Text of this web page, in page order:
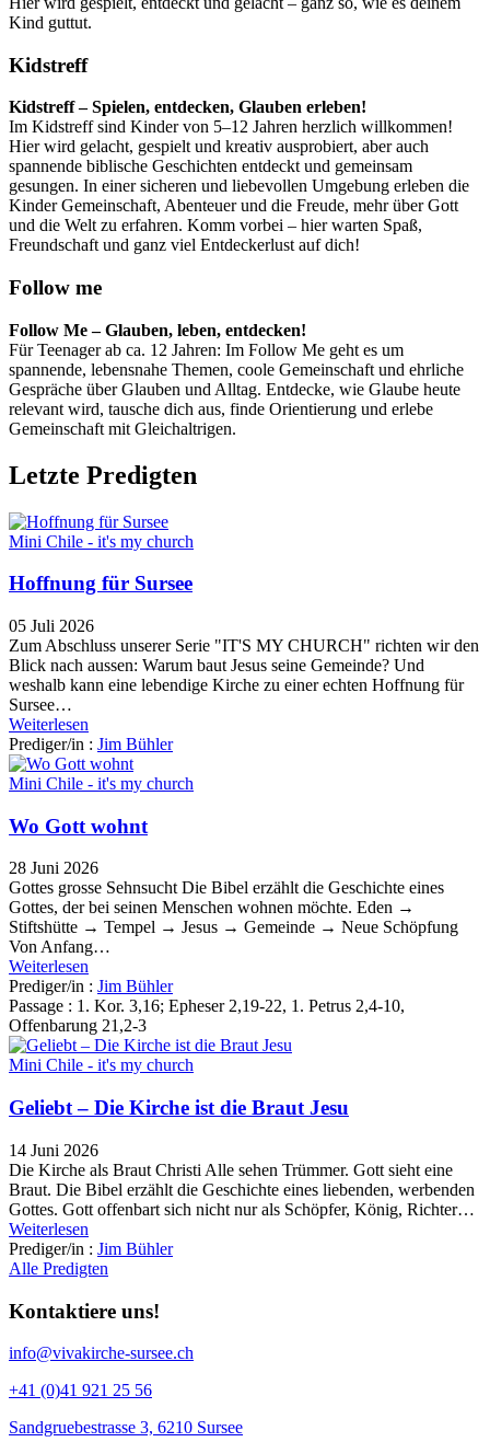
Kind guttut.
Kidstreff
Kidstreff – Spielen, entdecken, Glauben erleben!
Im Kidstreff sind Kinder von 5–12 Jahren herzlich willkommen!
Hier wird gelacht, gespielt und kreativ ausprobiert, aber auch
spannende biblische Geschichten entdeckt und gemeinsam
gesungen. In einer sicheren und liebevollen Umgebung erleben die
Kinder Gemeinschaft, Abenteuer und die Freude, mehr über Gott
und die Welt zu erfahren. Komm vorbei – hier warten Spaß,
Freundschaft und ganz viel Entdeckerlust auf dich!
Follow me
Follow Me – Glauben, leben, entdecken!
Für Teenager ab ca. 12 Jahren: Im Follow Me geht es um
spannende, lebensnahe Themen, coole Gemeinschaft und ehrliche
Gespräche über Glauben und Alltag. Entdecke, wie Glaube heute
relevant wird, tausche dich aus, finde Orientierung und erlebe
Gemeinschaft mit Gleichaltrigen.
Letzte Predigten
Mini Chile - it's my church
Hoffnung für Sursee
05 Juli 2026
Zum Abschluss unserer Serie "IT'S MY CHURCH" richten wir den
Blick nach aussen: Warum baut Jesus seine Gemeinde? Und
weshalb kann eine lebendige Kirche zu einer echten Hoffnung für
Sursee…
Weiterlesen
Prediger/in : Jim Bühler
Mini Chile - it's my church
Wo Gott wohnt
28 Juni 2026
Gottes grosse Sehnsucht Die Bibel erzählt die Geschichte eines
Gottes, der bei seinen Menschen wohnen möchte. Eden →
Stiftshütte → Tempel → Jesus → Gemeinde → Neue Schöpfung
Von Anfang…
Weiterlesen
Prediger/in : Jim Bühler
Passage : 1. Kor. 3,16; Epheser 2,19-22, 1. Petrus 2,4-10,
Offenbarung 21,2-3
Mini Chile - it's my church
Geliebt – Die Kirche ist die Braut Jesu
14 Juni 2026
Die Kirche als Braut Christi Alle sehen Trümmer. Gott sieht eine
Braut. Die Bibel erzählt die Geschichte eines liebenden, werbenden
Gottes. Gott offenbart sich nicht nur als Schöpfer, König, Richter…
Weiterlesen
Prediger/in : Jim Bühler
Alle Predigten
Kontaktiere uns!
info@vivakirche-sursee.ch
+41 (0)41 921 25 56
Sandgruebestrasse 3, 6210 Sursee